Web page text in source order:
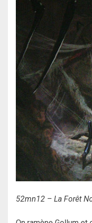
52mn12 – La Forêt